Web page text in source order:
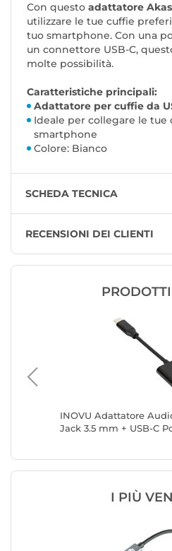
Con questo adattatore
utilizzare le tue cuffie
tuo smartphone. Con una
un connettore USB-C,
molte possibilità.
Caratteristiche principali:
Adattatore per cuffie da
Ideale per collegare le tue
smartphone
Colore: Bianco
SCHEDA TECNICA
RECENSIONI DEI CLIENTI
INOVU Adattatore
Jack 3.5 mm + USB-C
I PIÙ